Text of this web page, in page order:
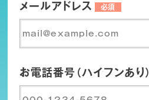
メールアドレス 必須
お電話番号（ハイフンあり）